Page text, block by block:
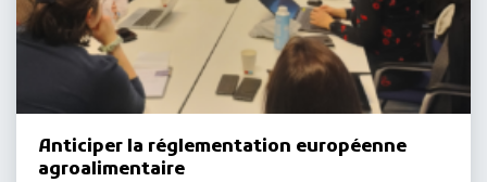
Anticiper la réglementation européenne
agroalimentaire